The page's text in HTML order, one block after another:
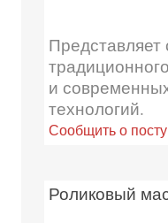
и
технологий.
Сообщить о
Роликовый